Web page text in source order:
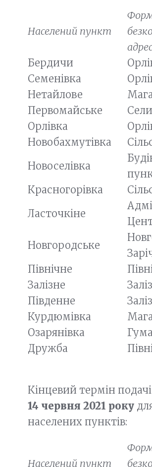
Населений пункт
Бердичи
Семенівка
Нетайлове
Первомайське
Орлівка
Новобахмутівка
Новоселівка
Красногорівка
Ласточкіне
Новгородське
Північне
Залізне
Південне
Курдюмівка
Озарянівка
Дружба
Кінцевий термін
14 червня 2021 року
населених пунктів:
Населений пункт